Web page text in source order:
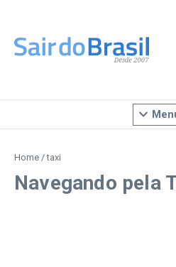
Home /taxi
Navegando pela